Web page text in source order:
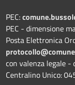
PEC:
PEC - dimensione
Posta Elettronica
con valenza legale -
Centralino Unico: